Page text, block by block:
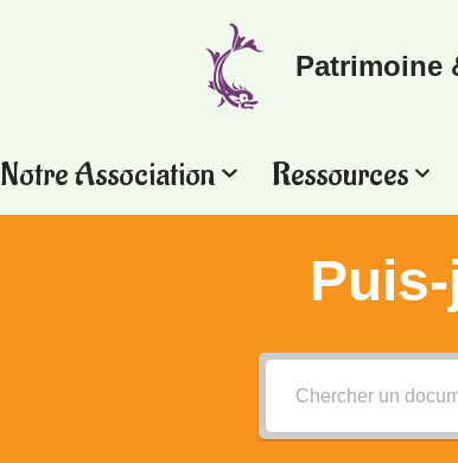
Patrimoine
Notre Association Ressources